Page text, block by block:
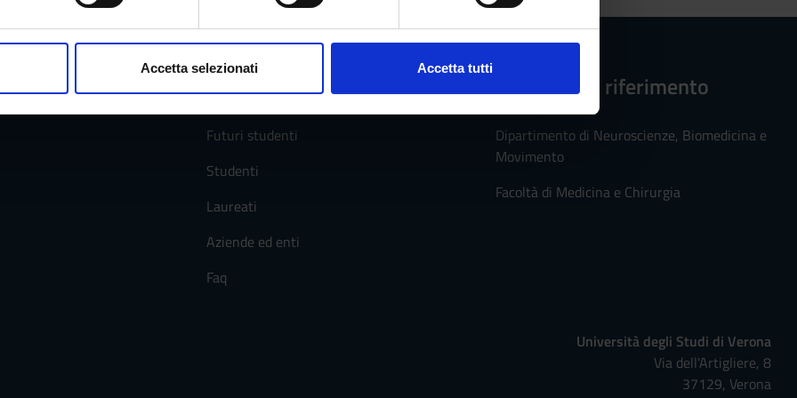
in qualsiasi momento dalla Dichiarazione sui cookie.
e social media, i quali potrebbero combinarle con altre informazioni che hai fornito loro o
Accetta selezionati Accetta tutti
Servizi e Faq
Futuri studenti
Studenti
Laureati
Aziende ed enti
Faq
Strutture di riferimento
Dipartimento di Neuroscienze, Biomedicina e
Movimento
Facoltà di Medicina e Chirurgia
Università degli Studi di Verona
Via dell'Artigliere, 8
37129, Verona